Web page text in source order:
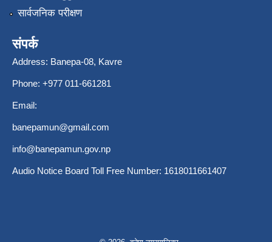
सार्वजनिक परीक्षण
संपर्क
Address: Banepa-08, Kavre
Phone: +977 011-661281
Email:
banepamun@gmail.com
info@banepamun.gov.np
Audio Notice Board Toll Free Number: 1618011661407